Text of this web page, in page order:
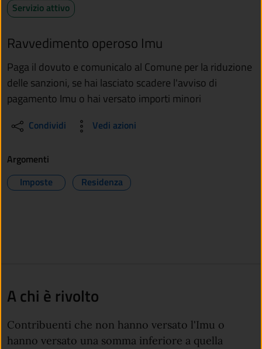
Servizio attivo
Ravvedimento operoso Imu
Paga il dovuto e comunicalo al Comune per la riduzione
delle sanzioni, se hai lasciato scadere l'avviso di
pagamento Imu o hai versato importi minori
Condividi Vedi azioni
Argomenti
Imposte
Residenza
A chi è rivolto
Contribuenti che non hanno versato l'Imu o
hanno versato una somma inferiore a quella